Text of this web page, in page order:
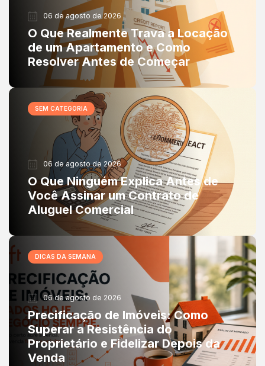
06 de agosto de 2026
O Que Realmente Trava a Locação
de um Apartamento e Como
Resolver Antes de Começar
SEM CATEGORIA
06 de agosto de 2026
O Que Ninguém Explica Antes de
Você Assinar um Contrato de
Aluguel Comercial
DICAS DA SEMANA
06 de agosto de 2026
Precificação de Imóveis: Como
Superar a Resistência do
Proprietário e Fidelizar Depois da
Venda